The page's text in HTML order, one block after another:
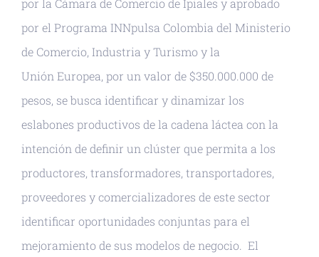
por la Cámara de Comercio de Ipiales y aprobado
por el Programa INNpulsa Colombia del Ministerio
de Comercio, Industria y Turismo y la
Unión Europea, por un valor de $350.000.000 de
pesos, se busca identificar y dinamizar los
eslabones productivos de la cadena láctea con la
intención de definir un clúster que permita a los
productores, transformadores, transportadores,
proveedores y comercializadores de este sector
identificar oportunidades conjuntas para el
mejoramiento de sus modelos de negocio. El